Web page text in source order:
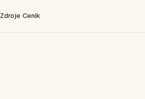
Zdroje Ceník